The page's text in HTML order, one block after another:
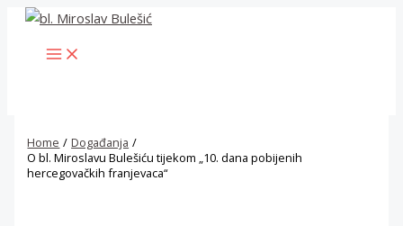
Skip
content
MAIN
MENU
Home
Događanja
O bl. Miroslavu Bulešiću tijekom „10. dana pobijenih
hercegovačkih franjevaca“